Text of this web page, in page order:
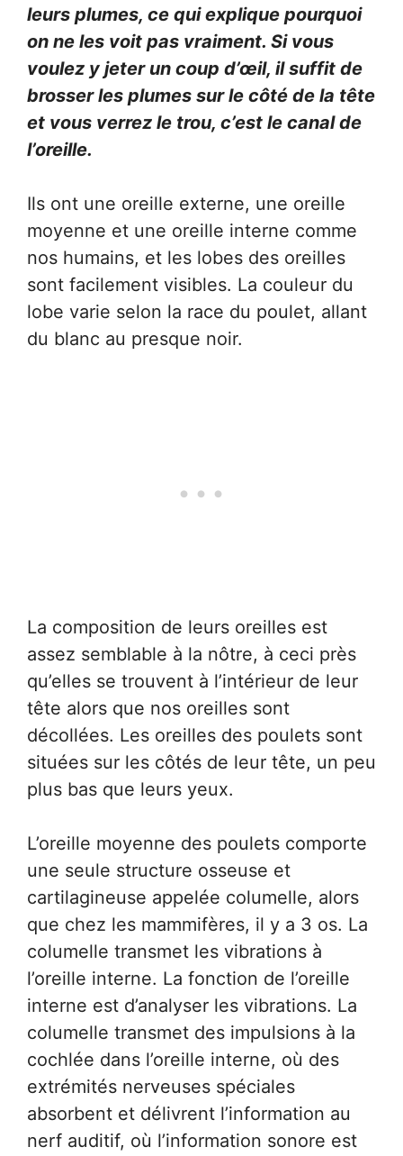
leurs plumes, ce qui explique pourquoi
on ne les voit pas vraiment. Si vous
voulez y jeter un coup d’œil, il suffit de
brosser les plumes sur le côté de la tête
et vous verrez le trou, c’est le canal de
l’oreille.
Ils ont une oreille externe, une oreille
moyenne et une oreille interne comme
nos humains, et les lobes des oreilles
sont facilement visibles. La couleur du
lobe varie selon la race du poulet, allant
du blanc au presque noir.
La composition de leurs oreilles est
assez semblable à la nôtre, à ceci près
qu’elles se trouvent à l’intérieur de leur
tête alors que nos oreilles sont
décollées. Les oreilles des poulets sont
situées sur les côtés de leur tête, un peu
plus bas que leurs yeux.
L’oreille moyenne des poulets comporte
une seule structure osseuse et
cartilagineuse appelée columelle, alors
que chez les mammifères, il y a 3 os. La
columelle transmet les vibrations à
l’oreille interne. La fonction de l’oreille
interne est d’analyser les vibrations. La
columelle transmet des impulsions à la
cochlée dans l’oreille interne, où des
extrémités nerveuses spéciales
absorbent et délivrent l’information au
nerf auditif, où l’information sonore est